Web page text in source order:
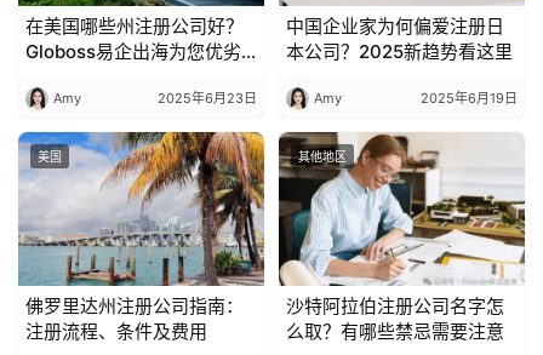
在美国哪些州注册公司好？
Globoss易企出海为您优劣
Amy 2025年6月23日
中国企业家为何偏爱注册日
本公司？2025新趋势看这里
Amy 2025年6月19日
美国
佛罗里达州注册公司指南：
注册流程、条件及费用
其他地区
沙特阿拉伯注册公司名字怎
么取？有哪些禁忌需要注意